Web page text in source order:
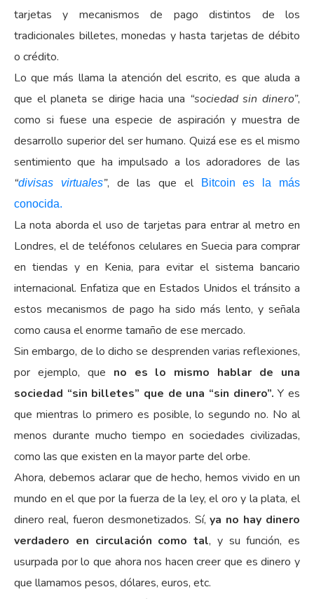
tarjetas y mecanismos de pago distintos de los
tradicionales billetes, monedas y hasta tarjetas de débito
o crédito.
Lo que más llama la atención del escrito, es que aluda a
que el planeta se dirige hacia una “sociedad sin dinero”,
como si fuese una especie de aspiración y muestra de
desarrollo superior del ser humano. Quizá ese es el mismo
sentimiento que ha impulsado a los adoradores de las
“divisas virtuales”, de las que el
Bitcoin es la más
conocida.
La nota aborda el uso de tarjetas para entrar al metro en
Londres, el de teléfonos celulares en Suecia para comprar
en tiendas y en Kenia, para evitar el sistema bancario
internacional. Enfatiza que en Estados Unidos el tránsito a
estos mecanismos de pago ha sido más lento, y señala
como causa el enorme tamaño de ese mercado.
Sin embargo, de lo dicho se desprenden varias reflexiones,
por ejemplo, que no es lo mismo hablar de una
sociedad “sin billetes” que de una “sin dinero”. Y es
que mientras lo primero es posible, lo segundo no. No al
menos durante mucho tiempo en sociedades civilizadas,
como las que existen en la mayor parte del orbe.
Ahora, debemos aclarar que de hecho, hemos vivido en un
mundo en el que por la fuerza de la ley, el oro y la plata, el
dinero real, fueron desmonetizados. Sí,ya no hay dinero
verdadero en circulación como tal, y su función, es
usurpada por lo que ahora nos hacen creer que es dinero y
que llamamos pesos, dólares, euros, etc.